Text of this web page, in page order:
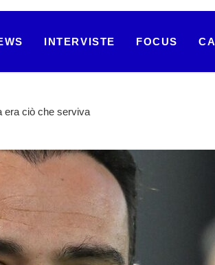
INTERVISTE FOCUS
era ciò che serviva